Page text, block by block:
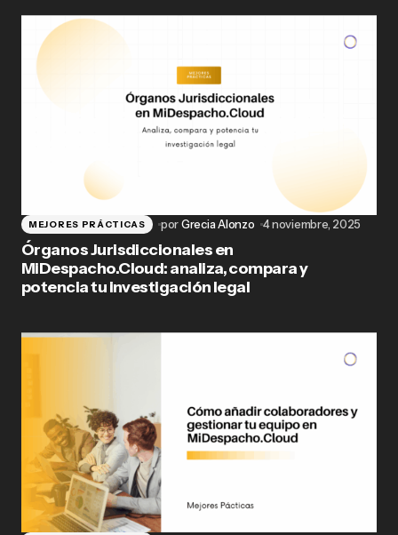
MEJORES PRÁCTICAS porGrecia Alonzo 4 noviembre, 2025
Órganos Jurisdiccionales en
MiDespacho.Cloud: analiza, compara y
potencia tu investigación legal